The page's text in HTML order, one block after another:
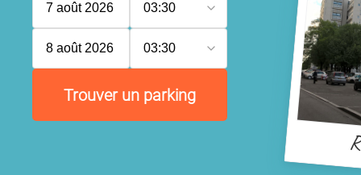
7 août 2026 03:30
8 août 2026 03:30
Trouver un parking